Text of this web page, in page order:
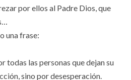
por ellos al Padre Dios, que
una frase:
todas las personas que dejan su
sino por desesperación.